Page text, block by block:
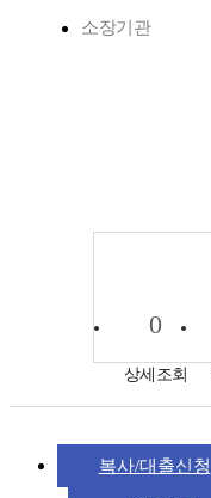
소장기관
0
상세조회
복사/대출신청